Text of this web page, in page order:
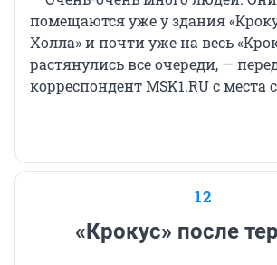
помещаются уже у здания
Холла» и почти уже на весь
растянулись все очереди, —
корреспондент MSK1.RU с места
12
«Крокус» после